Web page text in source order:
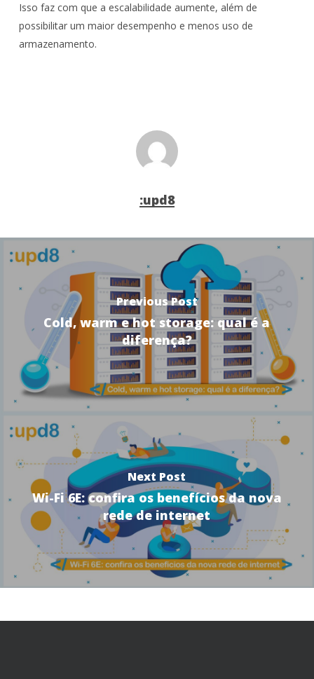
Isso faz com que a escalabilidade aumente, além de
possibilitar um maior desempenho e menos uso de
armazenamento.
:upd8
Previous Post
Cold, warm e hot storage: qual é a
diferença?
Next Post
Wi-Fi 6E: confira os benefícios da nova
rede de internet